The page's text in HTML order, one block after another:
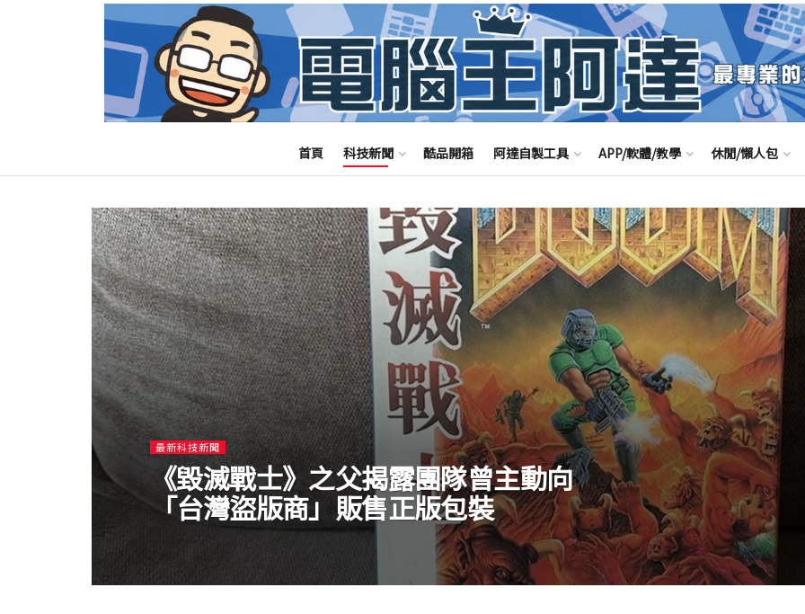
首頁 科技新聞 酷品開箱 阿達自製工具 APP/軟體/教學 休閒/懶人包
最新科技新聞
《毀滅戰士》之父揭露團隊曾主動向
「台灣盜版商」販售正版包裝